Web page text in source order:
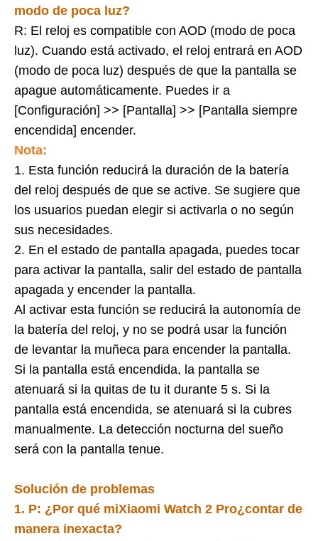
modo de poca luz?
R: El reloj es compatible con AOD (modo de poca
luz). Cuando está activado, el reloj entrará en AOD
(modo de poca luz) después de que la pantalla se
apague automáticamente. Puedes ir a
[Configuración] >> [Pantalla] >> [Pantalla siempre
encendida] encender.
Nota:
1. Esta función reducirá la duración de la batería
del reloj después de que se active. Se sugiere que
los usuarios puedan elegir si activarla o no según
sus necesidades.
2. En el estado de pantalla apagada, puedes tocar
para activar la pantalla, salir del estado de pantalla
apagada y encender la pantalla.
Al activar esta función se reducirá la autonomía de
la batería del reloj, y no se podrá usar la función
de levantar la muñeca para encender la pantalla.
Si la pantalla está encendida, la pantalla se
atenuará si la quitas de tu it durante 5 s. Si la
pantalla está encendida, se atenuará si la cubres
manualmente. La detección nocturna del sueño
será con la pantalla tenue.
Solución de problemas
1. P: ¿Por qué miXiaomi Watch 2 Pro¿contar de
manera inexacta?